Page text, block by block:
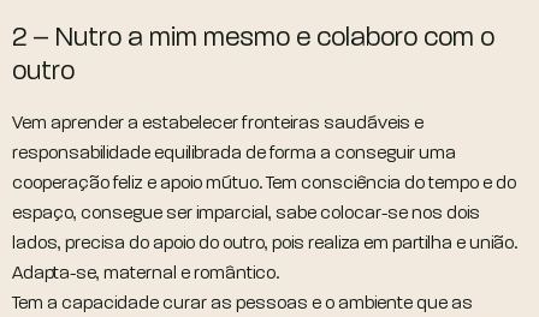
2 – Nutro a mim mesmo e colaboro com o
outro
Vem aprender a estabelecer fronteiras saudáveis e
responsabilidade equilibrada de forma a conseguir uma
cooperação feliz e apoio mútuo. Tem consciência do tempo e do
espaço, consegue ser imparcial, sabe colocar-se nos dois
lados, precisa do apoio do outro, pois realiza em partilha e união.
Adapta-se, maternal e romântico.
Tem a capacidade curar as pessoas e o ambiente que as